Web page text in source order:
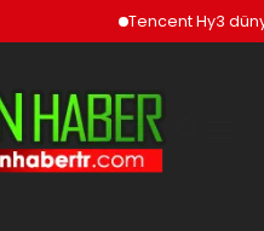
Tencent Hy3